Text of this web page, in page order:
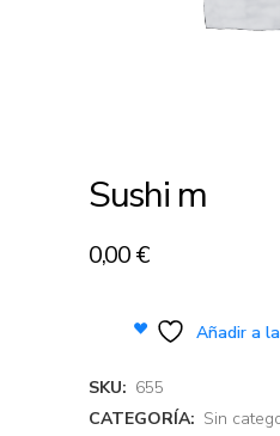
Sushi m
0,00€
Añadir a
SKU: 655
CATEGORÍA: Sin